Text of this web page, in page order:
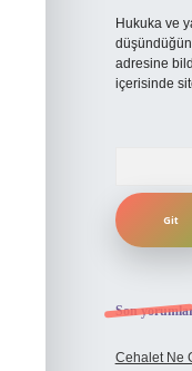
Hukuka ve
adresine
içerisinde
Son
Cehalet Ne